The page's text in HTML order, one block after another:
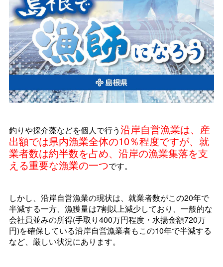
釣りや採介藻などを個人で行う沿岸自営漁業は、産
出額では県内漁業全体の10％程度ですが、就
業者数は約半数を占め、沿岸の漁業集落を支
える重要な漁業の一つです。
しかし、沿岸自営漁業の現状は、就業者数がこの20年で
半減する一方、漁獲量は7割以上減少しており、一般的な
会社員並みの所得(手取り400万円程度・水揚金額720万
円)を確保している沿岸自営漁業者もこの10年で半減する
など、厳しい状況にあります。